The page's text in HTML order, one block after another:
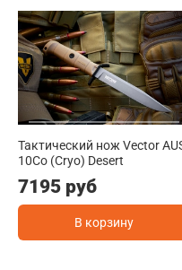
Тактический нож Vector
10Co (Cryo) Desert
7195 руб
В корзину